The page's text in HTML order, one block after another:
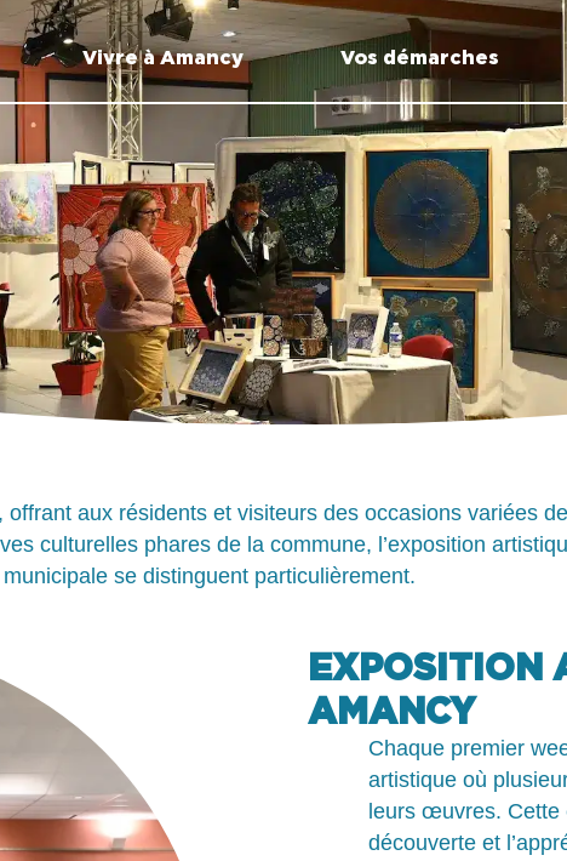
Vivre à Amancy Vos démarches
aux résidents et visiteurs des occasions variées
culturelles phares de la commune, l’exposition
se distinguent particulièrement.
EXPOSITION
AMANCY
Chaque premier
artistique où
leurs œuvres. Cette
découverte et